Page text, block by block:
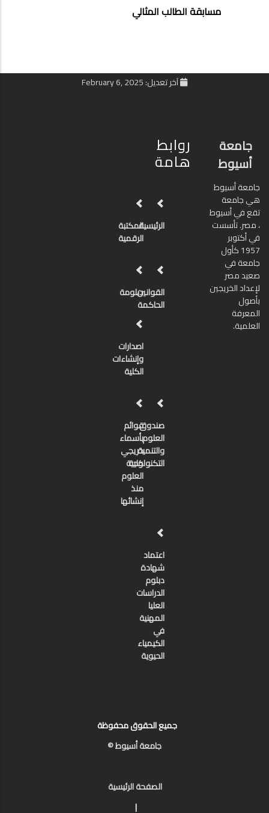
مسابقة الطالب المثالي
آخر تعديل: February 6, 2025
جامعة
أسيوط
جامعة أسيوط
هي جامعة
تقع في أسيوط
، مصر. تأسست
في أكتوبر
1957 كأول
جامعة في
صعيد مصر
لإعداد الخريجين
بأصول
المعرفة
العلمية.
روابط
هامة
الرئيسيةالمكتبة
الرقمية
القوانين
الحاكمة
دبلومة
اصدارات
وإنشاءات
الكلية
صندوق
العلوم
والتنمية
التكنولوجية
قوائم
بأسماء
خريجي
كلية
العلوم
منذ
إنشائها
اعتماد
شهادة
دبلوم
الدراسات
العليا
المهنية
في
الكيمياء
الحيوية
جميع الحقوق محفوظة
جامعة أسيوط ©
الصفحة الرئيسية
|